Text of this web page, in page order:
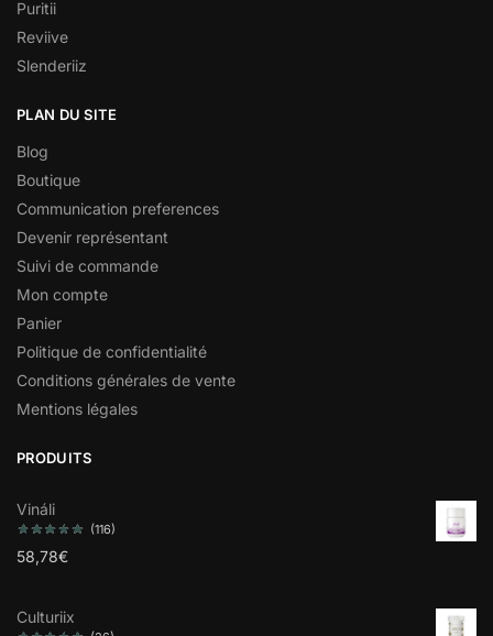
Puritii
Reviive
Slenderiiz
PLAN DU SITE
Blog
Boutique
Communication preferences
Devenir représentant
Suivi de commande
Mon compte
Panier
Politique de confidentialité
Conditions générales de vente
Mentions légales
PRODUITS
Vináli
(116)
58,78€
Culturiix